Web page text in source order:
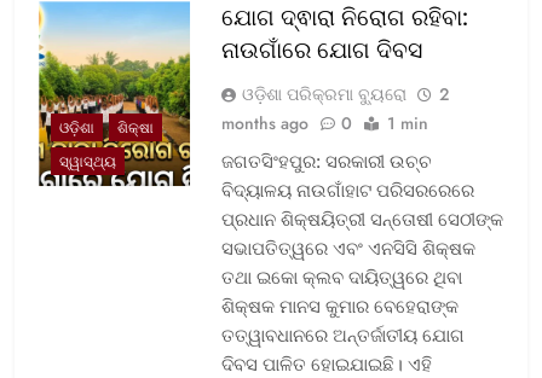
ଓଡ଼ିଶା
ଶିକ୍ଷା
ସ୍ୱାସ୍ଥ୍ୟ
ଯୋଗ ଦ୍ଵାରା ନିରୋଗ ରହିବା:
ନାଉଗାଁରେ ଯୋଗ ଦିବସ
ଓଡ଼ିଶା ପରିକ୍ରମା ବ୍ୟୁରୋ
2
months ago
0 1 min
ଜଗତସିଂହପୁର: ସରକାରୀ ଉଚ୍ଚ
ବିଦ୍ୟାଳୟ ନାଉଗାଁହାଟ ପରିସରରେରେ
ପ୍ରଧାନ ଶିକ୍ଷୟିତ୍ରୀ ସନ୍ତୋଷୀ ସେଠୀଙ୍କ
ସଭାପତିତ୍ୱରେ ଏବଂ ଏନସିସି ଶିକ୍ଷକ
ତଥା ଇକୋ କ୍ଲବ ଦାୟିତ୍ୱରେ ଥିବା
ଶିକ୍ଷକ ମାନସ କୁମାର ବେହେରାଙ୍କ
ତତ୍ୱାବଧାନରେ ଅନ୍ତର୍ଜାତୀୟ ଯୋଗ
ଦିବସ ପାଳିତ ହୋଇଯାଇଛି। ଏହି